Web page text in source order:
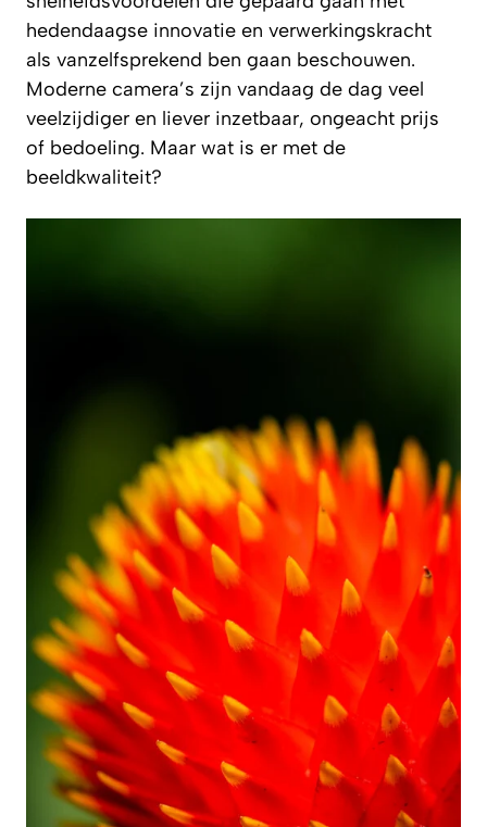
hedendaagse innovatie en verwerkingskracht
als vanzelfsprekend ben gaan beschouwen.
Moderne camera’s zijn vandaag de dag veel
veelzijdiger en liever inzetbaar, ongeacht prijs
of bedoeling. Maar wat is er met de
beeldkwaliteit?